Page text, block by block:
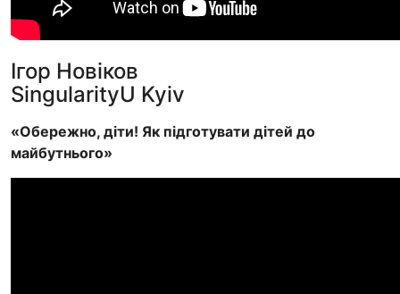
Ігор Новіков
SingularityU Kyiv
«Обережно, діти! Як підготувати дітей до
майбутнього»